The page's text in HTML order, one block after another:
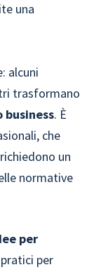
una
alcuni
trasformano
business. È
che
un
normative
per
per